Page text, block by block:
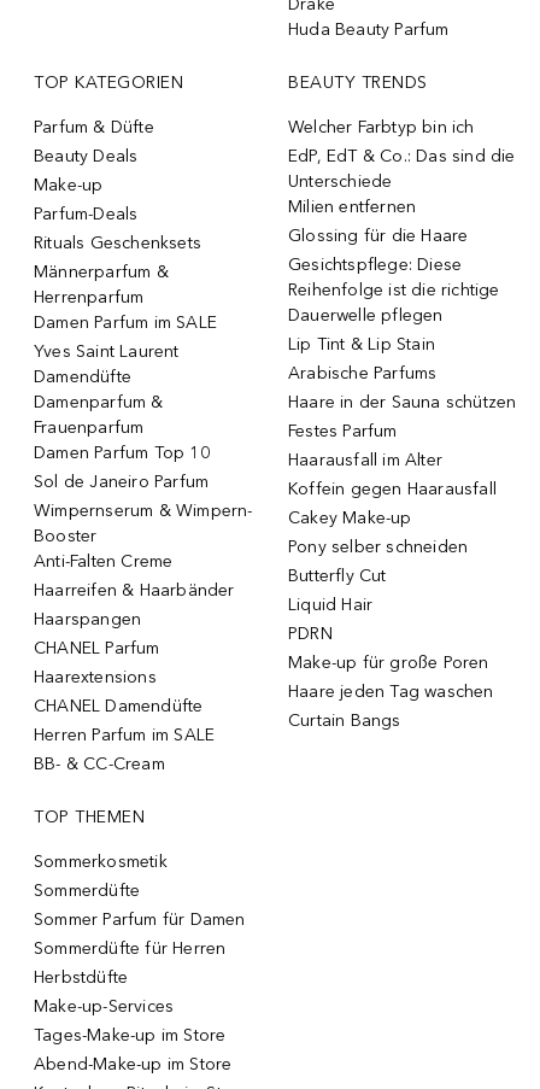
Drake
Huda Beauty Parfum
TOP KATEGORIEN
Parfum & Düfte
Beauty Deals
Make-up
Parfum-Deals
Rituals Geschenksets
Männerparfum &
Herrenparfum
Damen Parfum im SALE
Yves Saint Laurent
Damendüfte
Damenparfum &
Frauenparfum
Damen Parfum Top 10
Sol de Janeiro Parfum
Wimpernserum & Wimpern-
Booster
Anti-Falten Creme
Haarreifen & Haarbänder
Haarspangen
CHANEL Parfum
Haarextensions
CHANEL Damendüfte
Herren Parfum im SALE
BB- & CC-Cream
BEAUTY TRENDS
Welcher Farbtyp bin ich
EdP, EdT & Co.: Das sind die
Unterschiede
Milien entfernen
Glossing für die Haare
Gesichtspflege: Diese
Reihenfolge ist die richtige
Dauerwelle pflegen
Lip Tint & Lip Stain
Arabische Parfums
Haare in der Sauna schützen
Festes Parfum
Haarausfall im Alter
Koffein gegen Haarausfall
Cakey Make-up
Pony selber schneiden
Butterfly Cut
Liquid Hair
PDRN
Make-up für große Poren
Haare jeden Tag waschen
Curtain Bangs
TOP THEMEN
Sommerkosmetik
Sommerdüfte
Sommer Parfum für Damen
Sommerdüfte für Herren
Herbstdüfte
Make-up-Services
Tages-Make-up im Store
Abend-Make-up im Store